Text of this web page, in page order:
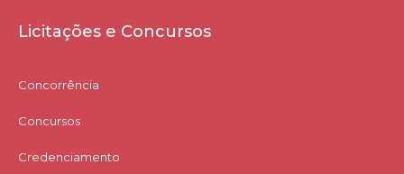
Licitações e Concursos
Concorrência
Concursos
Credenciamento